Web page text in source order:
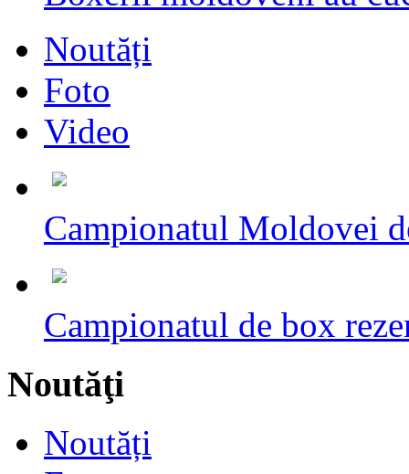
Noutăți
Foto
Video
Campionatul Moldovei
Campionatul de box
Noutăţi
Noutăți